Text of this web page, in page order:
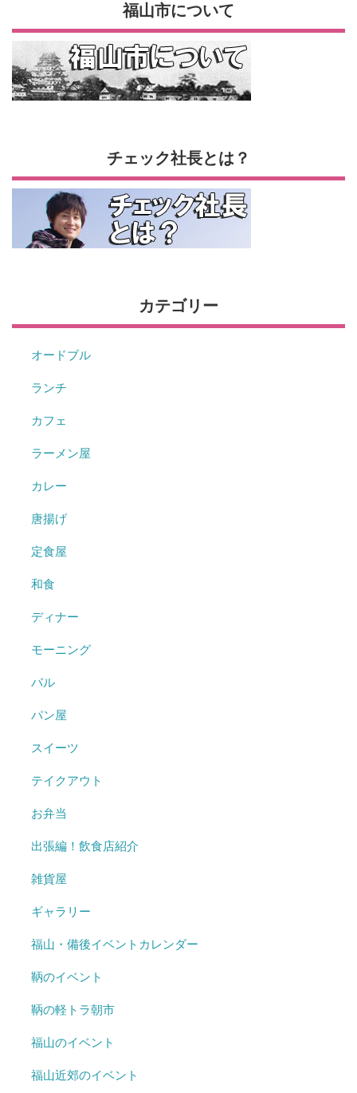
福山市について
チェック社長とは？
カテゴリー
オードブル
ランチ
カフェ
ラーメン屋
カレー
唐揚げ
定食屋
和食
ディナー
モーニング
バル
パン屋
スイーツ
テイクアウト
お弁当
出張編！飲食店紹介
雑貨屋
ギャラリー
福山・備後イベントカレンダー
鞆のイベント
鞆の軽トラ朝市
福山のイベント
福山近郊のイベント